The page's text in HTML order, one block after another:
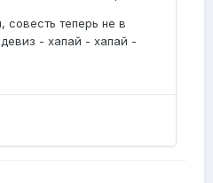
совесть теперь не в
- хапай - хапай -